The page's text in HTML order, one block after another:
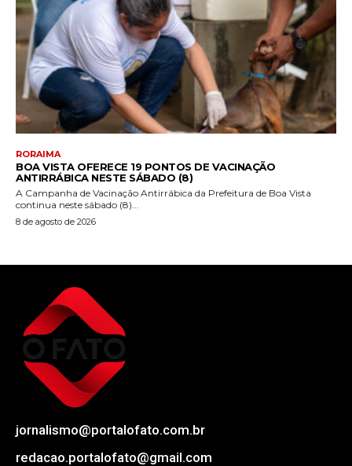
RORAIMA
BOA VISTA OFERECE 19 PONTOS DE VACINAÇÃO
ANTIRRÁBICA NESTE SÁBADO (8)
A Campanha de Vacinação Antirrábica da Prefeitura de Boa Vista
continua neste sábado (8)...
8 de agosto de 2026
jornalismo@portalofato.com.br
redacao.portalofato@gmail.com